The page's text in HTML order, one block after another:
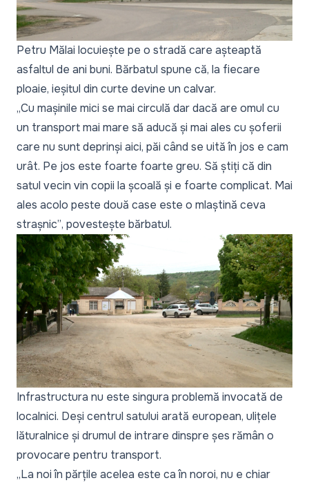
Petru Mălai locuiește pe o stradă care așteaptă
asfaltul de ani buni. Bărbatul spune că, la fiecare
ploaie, ieșitul din curte devine un calvar.
„Cu mașinile mici se mai circulă dar dacă are omul cu
un transport mai mare să aducă și mai ales cu șoferii
care nu sunt deprinși aici, păi când se uită în jos e cam
urât. Pe jos este foarte foarte greu. Să știți că din
satul vecin vin copii la școală și e foarte complicat. Mai
ales acolo peste două case este o mlaștină ceva
strașnic”, povestește bărbatul.
Infrastructura nu este singura problemă invocată de
localnici. Deși centrul satului arată european, ulițele
lăturalnice și drumul de intrare dinspre șes rămân o
provocare pentru transport.
„La noi în părțile acelea este ca în noroi, nu e chiar